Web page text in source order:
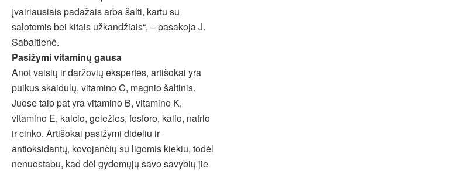
įvairiausiais padažais arba šalti, kartu su
salotomis bei kitais užkandžiais“, – pasakoja J.
Sabaitienė.
Pasižymi vitaminų gausa
Anot vaisių ir daržovių ekspertės, artišokai yra
puikus skaidulų, vitamino C, magnio šaltinis.
Juose taip pat yra vitamino B, vitamino K,
vitamino E, kalcio, geležies, fosforo, kalio, natrio
ir cinko. Artišokai pasižymi dideliu ir
antioksidantų, kovojančių su ligomis kiekiu, todėl
nenuostabu, kad dėl gydomųjų savo savybių jie